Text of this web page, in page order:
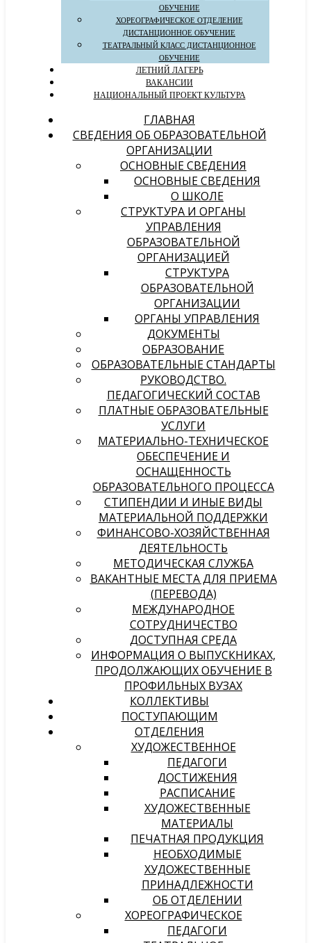
ОБУЧЕНИЕ
ХОРЕОГРАФИЧЕСКОЕ ОТДЕЛЕНИЕ
ДИСТАНЦИОННОЕ ОБУЧЕНИЕ
ТЕАТРАЛЬНЫЙ КЛАСС ДИСТАНЦИОННОЕ
ОБУЧЕНИЕ
ЛЕТНИЙ ЛАГЕРЬ
ВАКАНСИИ
НАЦИОНАЛЬНЫЙ ПРОЕКТ КУЛЬТУРА
ГЛАВНАЯ
СВЕДЕНИЯ ОБ ОБРАЗОВАТЕЛЬНОЙ
ОРГАНИЗАЦИИ
ОСНОВНЫЕ СВЕДЕНИЯ
ОСНОВНЫЕ СВЕДЕНИЯ
О ШКОЛЕ
СТРУКТУРА И ОРГАНЫ
УПРАВЛЕНИЯ
ОБРАЗОВАТЕЛЬНОЙ
ОРГАНИЗАЦИЕЙ
СТРУКТУРА
ОБРАЗОВАТЕЛЬНОЙ
ОРГАНИЗАЦИИ
ОРГАНЫ УПРАВЛЕНИЯ
ДОКУМЕНТЫ
ОБРАЗОВАНИЕ
ОБРАЗОВАТЕЛЬНЫЕ СТАНДАРТЫ
РУКОВОДСТВО.
ПЕДАГОГИЧЕСКИЙ СОСТАВ
ПЛАТНЫЕ ОБРАЗОВАТЕЛЬНЫЕ
УСЛУГИ
МАТЕРИАЛЬНО-ТЕХНИЧЕСКОЕ
ОБЕСПЕЧЕНИЕ И
ОСНАЩЕННОСТЬ
ОБРАЗОВАТЕЛЬНОГО ПРОЦЕССА
СТИПЕНДИИ И ИНЫЕ ВИДЫ
МАТЕРИАЛЬНОЙ ПОДДЕРЖКИ
ФИНАНСОВО-ХОЗЯЙСТВЕННАЯ
ДЕЯТЕЛЬНОСТЬ
МЕТОДИЧЕСКАЯ СЛУЖБА
ВАКАНТНЫЕ МЕСТА ДЛЯ ПРИЕМА
(ПЕРЕВОДА)
МЕЖДУНАРОДНОЕ
СОТРУДНИЧЕСТВО
ДОСТУПНАЯ СРЕДА
ИНФОРМАЦИЯ О ВЫПУСКНИКАХ,
ПРОДОЛЖАЮЩИХ ОБУЧЕНИЕ В
ПРОФИЛЬНЫХ ВУЗАХ
КОЛЛЕКТИВЫ
ПОСТУПАЮЩИМ
ОТДЕЛЕНИЯ
ХУДОЖЕСТВЕННОЕ
ПЕДАГОГИ
ДОСТИЖЕНИЯ
РАСПИСАНИЕ
ХУДОЖЕСТВЕННЫЕ
МАТЕРИАЛЫ
ПЕЧАТНАЯ ПРОДУКЦИЯ
НЕОБХОДИМЫЕ
ХУДОЖЕСТВЕННЫЕ
ПРИНАДЛЕЖНОСТИ
ОБ ОТДЕЛЕНИИ
ХОРЕОГРАФИЧЕСКОЕ
ПЕДАГОГИ